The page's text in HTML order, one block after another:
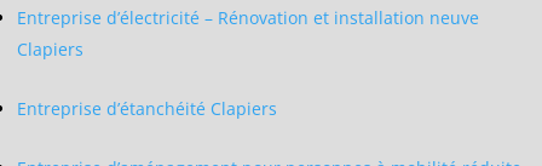
Entreprise d’électricité – Rénovation et installation neuve
Clapiers
Entreprise d’étanchéité Clapiers